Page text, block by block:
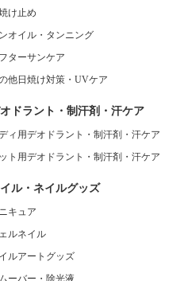
け止め
オイル・タンニング
ターサンケア
他日焼け対策・UVケア
ドラント・制汗剤・汗ケア
ィ用デオドラント・制汗剤・汗ケア
ト用デオドラント・制汗剤・汗ケア
ル・ネイルグッズ
キュア
ルネイル
ルアートグッズ
ーバー・除光液